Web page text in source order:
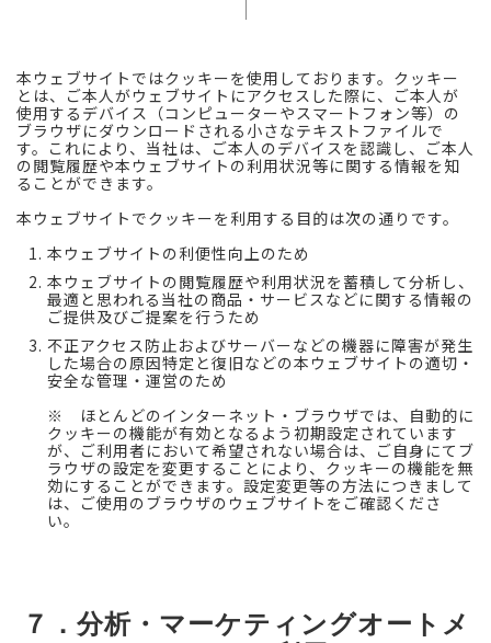
本ウェブサイトではクッキーを使用しております。クッキー
とは、ご本人がウェブサイトにアクセスした際に、ご本人が
使用するデバイス（コンピューターやスマートフォン等）の
ブラウザにダウンロードされる小さなテキストファイルで
す。これにより、当社は、ご本人のデバイスを認識し、ご本人
の閲覧履歴や本ウェブサイトの利用状況等に関する情報を知
ることができます。
本ウェブサイトでクッキーを利用する目的は次の通りです。
本ウェブサイトの利便性向上のため
本ウェブサイトの閲覧履歴や利用状況を蓄積して分析し、
最適と思われる当社の商品・サービスなどに関する情報の
ご提供及びご提案を行うため
不正アクセス防止およびサーバーなどの機器に障害が発生
した場合の原因特定と復旧などの本ウェブサイトの適切・
安全な管理・運営のため
※ ほとんどのインターネット・ブラウザでは、自動的に
クッキーの機能が有効となるよう初期設定されています
が、ご利用者において希望されない場合は、ご自身にてブ
ラウザの設定を変更することにより、クッキーの機能を無
効にすることができます。設定変更等の方法につきまして
は、ご使用のブラウザのウェブサイトをご確認くださ
い。
７．分析・マーケティングオートメ